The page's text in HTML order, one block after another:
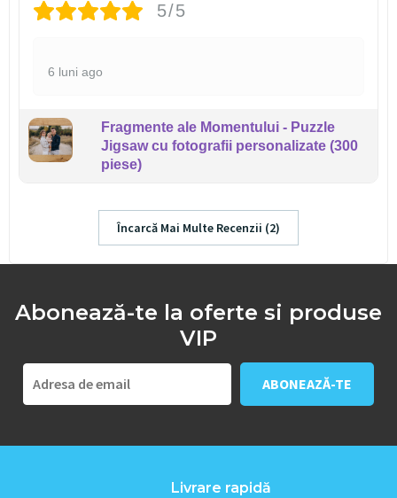
5/5
6 luni ago
Fragmente ale Momentului - Puzzle
Jigsaw cu fotografii personalizate (300
piese)
Încarcă Mai Multe Recenzii (2)
Abonează-te la oferte si produse
VIP
Livrare rapidă